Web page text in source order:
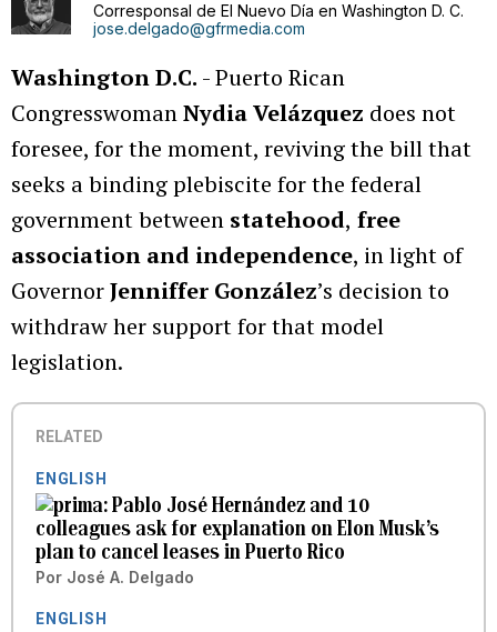
Corresponsal de El Nuevo Día en Washington D. C.
jose.delgado@gfrmedia.com
Washington D.C. - Puerto Rican
CongresswomanNydia Velázquez does not
foresee, for the moment, reviving the bill that
seeks a binding plebiscite for the federal
government between statehood, free
association and independence, in light of
GovernorJenniffer González’s decision to
withdraw her support for that model
legislation.
RELATED
ENGLISH
Pablo José Hernández and 10
colleagues ask for explanation on Elon Musk’s
plan to cancel leases in Puerto Rico
Por José A. Delgado
ENGLISH